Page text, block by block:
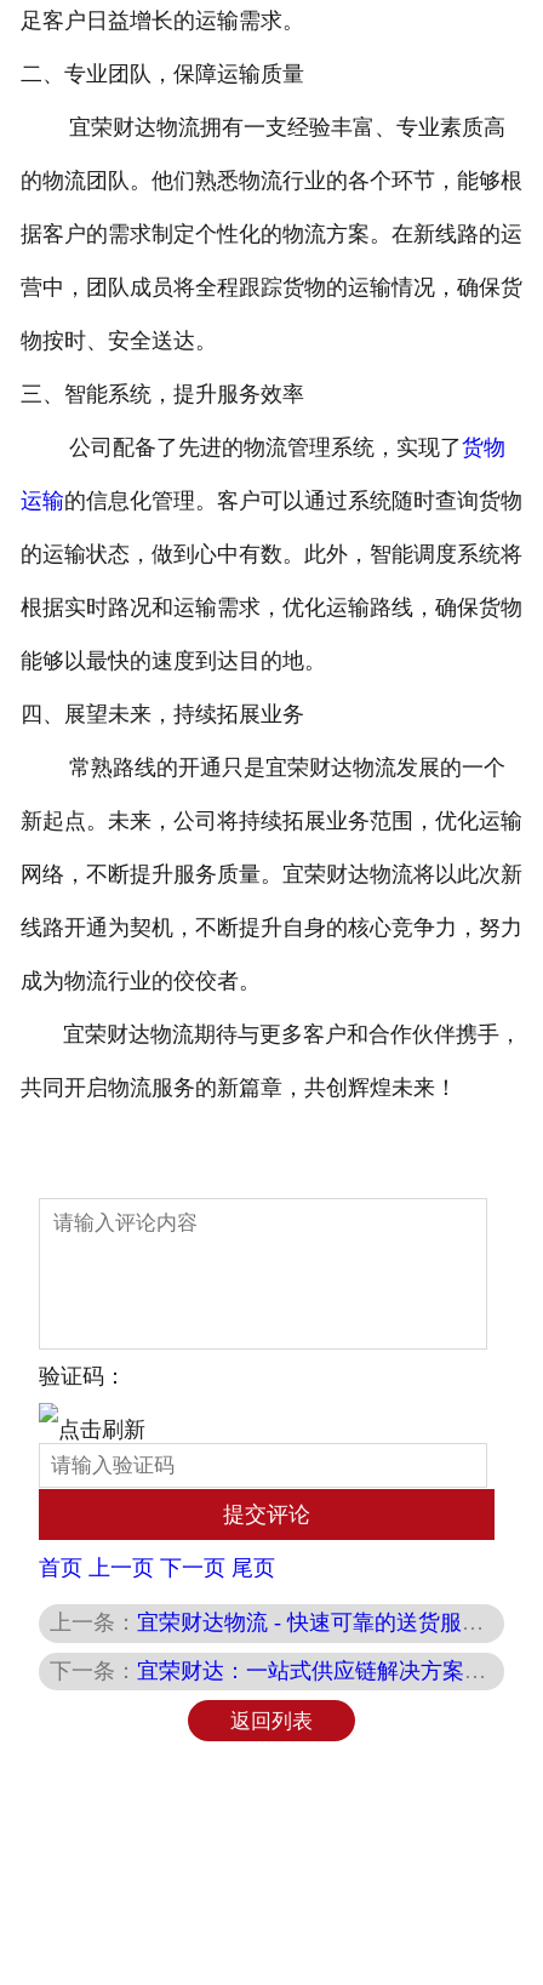
足客户日益增长的运输需求。
二、专业团队，保障运输质量
宜荣财达物流拥有一支经验丰富、专业素质高
的物流团队。他们熟悉物流行业的各个环节，能够根
据客户的需求制定个性化的物流方案。在新线路的运
营中，团队成员将全程跟踪货物的运输情况，确保货
物按时、安全送达。
三、智能系统，提升服务效率
公司配备了先进的物流管理系统，实现了货物
运输的信息化管理。客户可以通过系统随时查询货物
的运输状态，做到心中有数。此外，智能调度系统将
根据实时路况和运输需求，优化运输路线，确保货物
能够以最快的速度到达目的地。
四、展望未来，持续拓展业务
常熟路线的开通只是宜荣财达物流发展的一个
新起点。未来，公司将持续拓展业务范围，优化运输
网络，不断提升服务质量。宜荣财达物流将以此次新
线路开通为契机，不断提升自身的核心竞争力，努力
成为物流行业的佼佼者。
宜荣财达物流期待与更多客户和合作伙伴携手，
共同开启物流服务的新篇章，共创辉煌未来！
验证码：
首页 上一页 下一页 尾页
上一条： 宜荣财达物流 - 快速可靠的送货服务，准时送达
下一条： 宜荣财达：一站式供应链解决方案，优化物流效率
返回列表